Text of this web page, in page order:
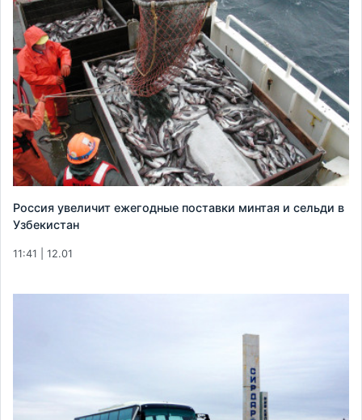
Россия увеличит ежегодные поставки минтая и сельди в
Узбекистан
11:41 | 12.01